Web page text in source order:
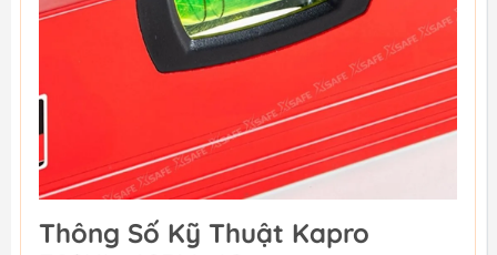
Thông Số Kỹ Thuật Kapro